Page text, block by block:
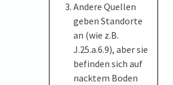
Andere Quellen
geben Standorte
an (wie z.B.
J.25.a.6.9), aber sie
befinden sich auf
nacktem Boden